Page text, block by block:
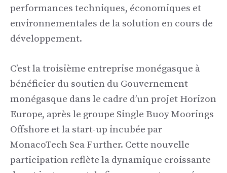
performances techniques, économiques et
environnementales de la solution en cours de
développement.
C’est la troisième entreprise monégasque à
bénéficier du soutien du Gouvernement
monégasque dans le cadre d’un projet Horizon
Europe, après le groupe Single Buoy Moorings
Offshore et la start-up incubée par
MonacoTech Sea Further. Cette nouvelle
participation reflète la dynamique croissante